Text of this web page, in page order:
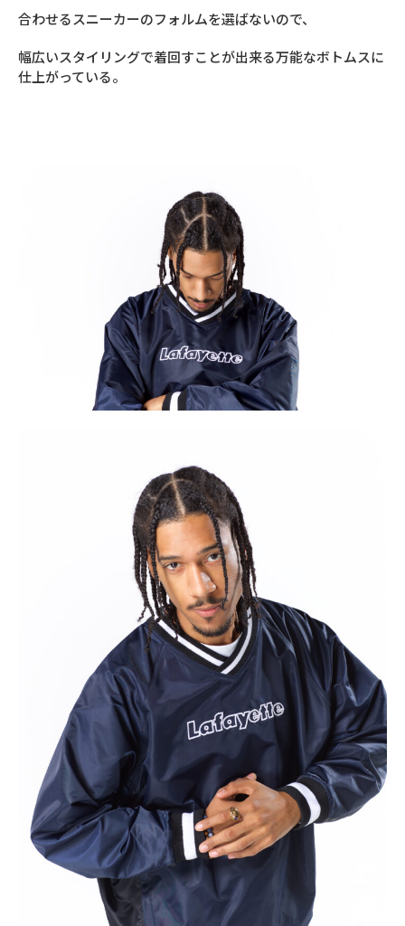
合わせるスニーカーのフォルムを選ばないので、
幅広いスタイリングで着回すことが出来る万能なボトムスに
仕上がっている。